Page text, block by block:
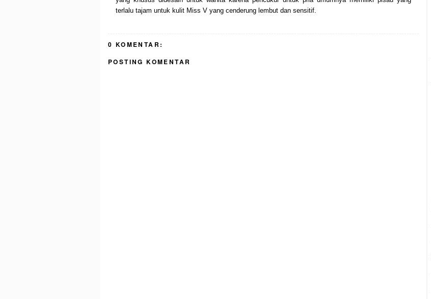
terlalu tajam untuk kulit Miss V yang cenderung lembut dan sensitif.
0 KOMENTAR:
POSTING KOMENTAR